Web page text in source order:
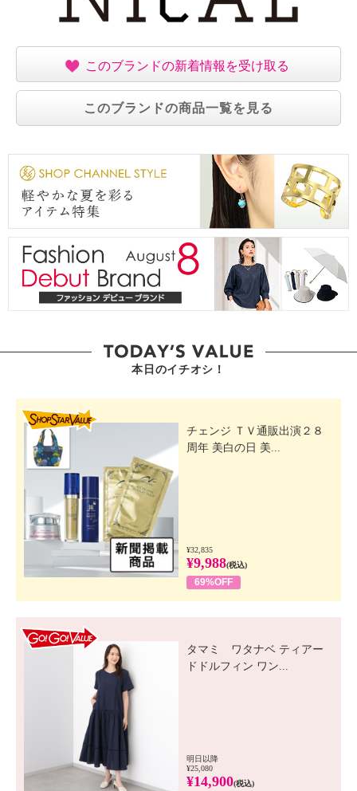
このブランドの新着情報を受け取る
このブランドの商品一覧を見る
本日のイチオシ！
チェンジ ＴＶ通販出演２８
周年 美白の日 美...
¥32,835
¥9,988(税込)
69%OFF
タマミ ワタナベ ティアー
ドドルフィン ワン...
明日以降
¥25,080
¥14,900(税込)